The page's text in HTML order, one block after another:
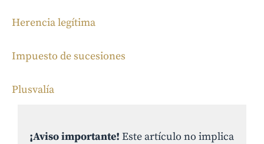
Herencia legítima
Impuesto de sucesiones
Plusvalía
¡Aviso importante! Este artículo no implica